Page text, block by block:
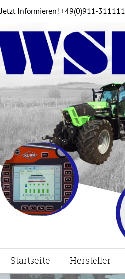
Jetzt Informieren! +49(0)911-311111
Startseite Hersteller